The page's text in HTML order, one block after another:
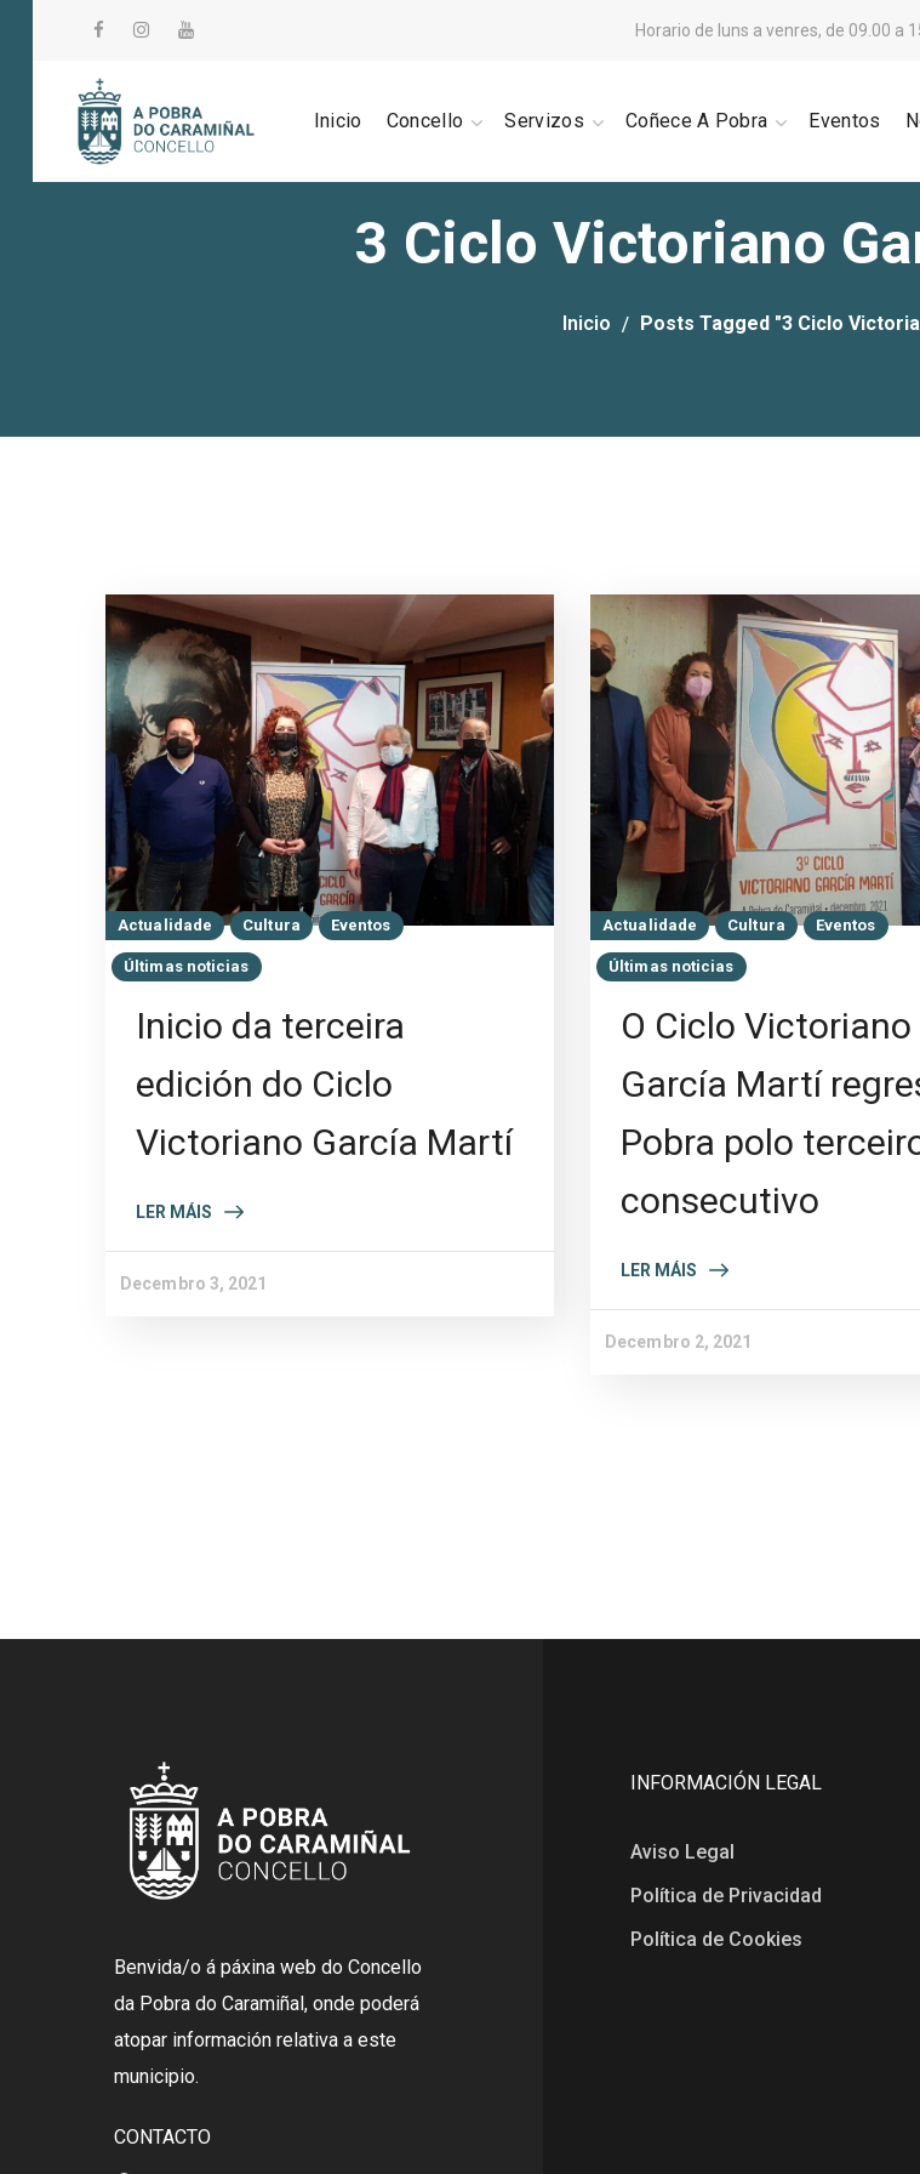
Horario de luns a venres, de 09.00 a
Inicio Concello Servizos Coñece A Pobra Eventos
3 Ciclo Victoriano
Inicio Posts Tagged "3 Ciclo
Actualidade Cultura Eventos
Últimas noticias
Inicio da terceira
edición do Ciclo
Victoriano García Martí
LER MÁIS
Decembro 3, 2021
Actualidade Cultura Eventos
Últimas noticias
O Ciclo Victoriano
García Martí
Pobra polo
consecutivo
LER MÁIS
Decembro 2, 2021
Benvida/o á páxina web do Concello
da Pobra do Caramiñal, onde poderá
atopar información relativa a este
municipio.
CONTACTO
INFORMACIÓN LEGAL
Aviso Legal
Política de Privacidad
Política de Cookies